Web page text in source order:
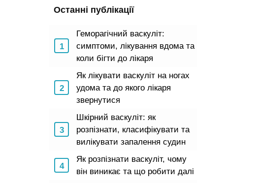
Останні публікації
Геморагічний васкуліт:
симптоми, лікування вдома та
коли бігти до лікаря
Як лікувати васкуліт на ногах
удома та до якого лікаря
звернутися
Шкірний васкуліт: як
розпізнати, класифікувати та
вилікувати запалення судин
Як розпізнати васкуліт, чому
він виникає та що робити далі